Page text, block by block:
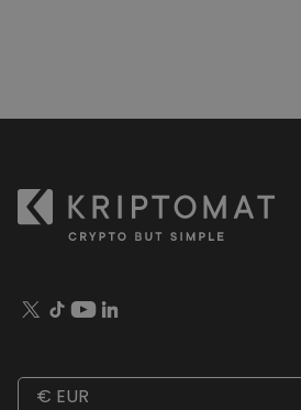
€ EUR